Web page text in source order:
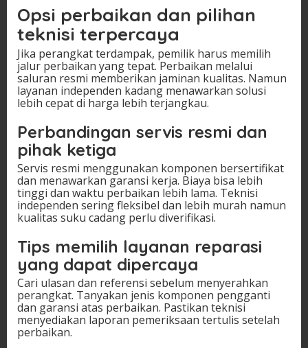
Opsi perbaikan dan pilihan
teknisi terpercaya
Jika perangkat terdampak, pemilik harus memilih
jalur perbaikan yang tepat. Perbaikan melalui
saluran resmi memberikan jaminan kualitas. Namun
layanan independen kadang menawarkan solusi
lebih cepat di harga lebih terjangkau.
Perbandingan servis resmi dan
pihak ketiga
Servis resmi menggunakan komponen bersertifikat
dan menawarkan garansi kerja. Biaya bisa lebih
tinggi dan waktu perbaikan lebih lama. Teknisi
independen sering fleksibel dan lebih murah namun
kualitas suku cadang perlu diverifikasi.
Tips memilih layanan reparasi
yang dapat dipercaya
Cari ulasan dan referensi sebelum menyerahkan
perangkat. Tanyakan jenis komponen pengganti
dan garansi atas perbaikan. Pastikan teknisi
menyediakan laporan pemeriksaan tertulis setelah
perbaikan.